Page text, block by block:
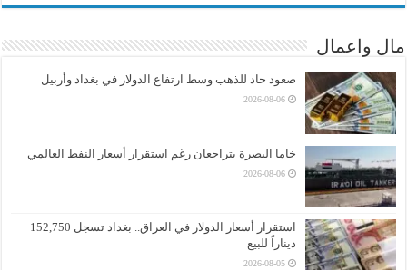
مال واعمال
صعود حاد للذهب وسط ارتفاع الدولار في بغداد وأربيل
2026-08-06
خاما البصرة يتراجعان رغم استقرار أسعار النفط العالمي
2026-08-06
استقرار أسعار الدولار في العراق.. بغداد تسجل 152,750
ديناراً للبيع
2026-08-05